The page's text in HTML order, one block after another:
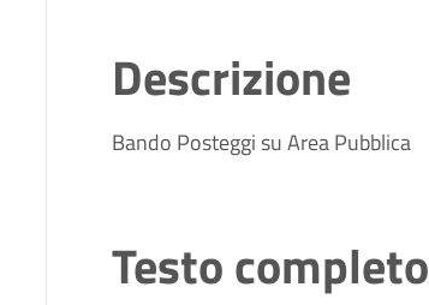
Descrizione
Bando Posteggi su Area Pubblica
Testo completo